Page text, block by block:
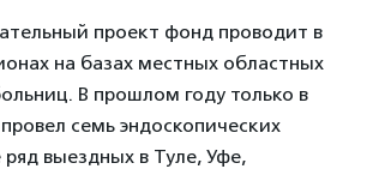
проект фонд проводит в
на базах местных областных
В прошлом году только в
семь эндоскопических
выездных в Туле, Уфе,